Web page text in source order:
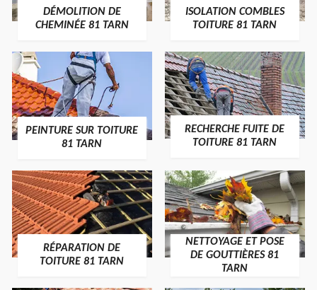
DÉMOLITION DE
CHEMINÉE 81 TARN
ISOLATION COMBLES
TOITURE 81 TARN
PEINTURE SUR TOITURE
81 TARN
RECHERCHE FUITE DE
TOITURE 81 TARN
RÉPARATION DE
TOITURE 81 TARN
NETTOYAGE ET POSE
DE GOUTTIÈRES 81
TARN